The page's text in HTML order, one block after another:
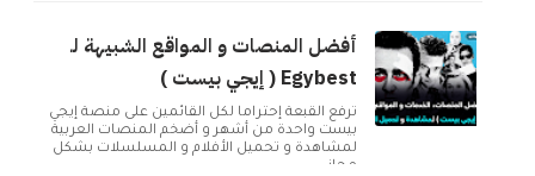
أفضل المنصات و المواقع الشبيهة لـ
Egybest ( إيجي بيست )
تُرفع القبعة إحتراماً لكل القائمين على منصة إيجي
بيست واحدة من أشهر و أضخم المنصات العربية
لمشاهدة و تحميل الأفلام و المسلسلات بشكل
مجاني ...